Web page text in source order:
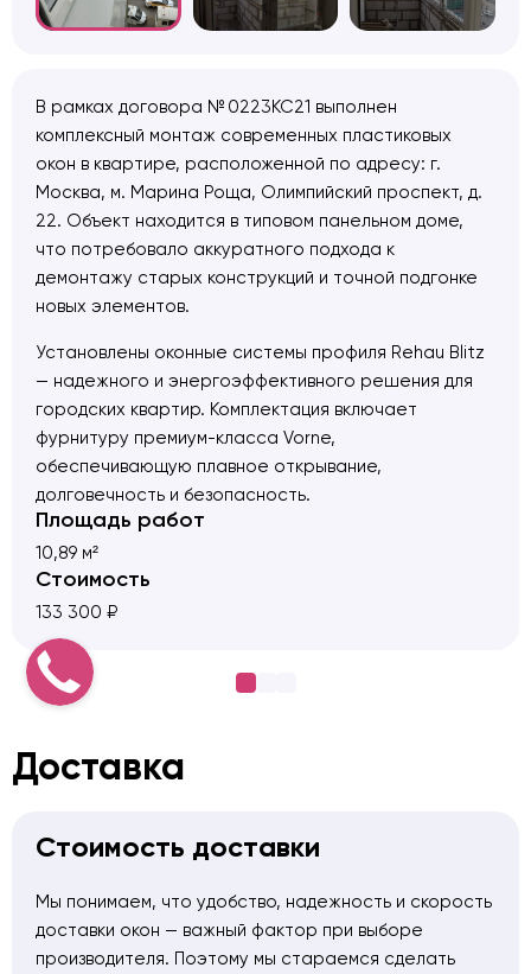
В рамках договора № 0223КС21 выполнен
комплексный монтаж современных пластиковых
окон в квартире, расположенной по адресу: г.
Москва, м. Марина Роща, Олимпийский проспект, д.
22. Объект находится в типовом панельном доме,
что потребовало аккуратного подхода к
демонтажу старых конструкций и точной подгонке
новых элементов.
Установлены оконные системы профиля Rehau Blitz
— надежного и энергоэффективного решения для
городских квартир. Комплектация включает
фурнитуру премиум-класса Vorne,
обеспечивающую плавное открывание,
долговечность и безопасность.
Выполненные работы:
— Демонтаж старых оконных конструкций
лифта
— Установка окон с соблюдением всех норм тепло-
и гидроизоляции
подоконников
«Окнами доволен, порекомендую друзьям!» — что
подтверждает высокий уровень исполнения и
внимательное отношение к деталям.
Площадь работ
10,89 м²
Стоимость
133 300 ₽
Доставка
Стоимость доставки
Мы понимаем, что удобство, надежность и скорость
доставки окон — важный фактор при выборе
производителя. Поэтому мы стараемся сделать